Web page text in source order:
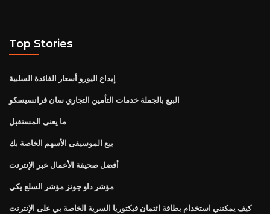
Top Stories
إيداع اليورو أسعار الفائدة السلبية
البيع بالجملة خدمات التأمين التجاري سان فرانسيسكو
ما يعنى المستقبل
بيع الموسيقى الأسهم الخاصة بك
أفضل صحيفة الأعمال عبر الإنترنت
مؤشر داو جونز مؤشر السلع يكي
كيف يمكنني استخدام بطاقة ائتمان فيكتوريا السرية الخاصة بي على الإنترنت